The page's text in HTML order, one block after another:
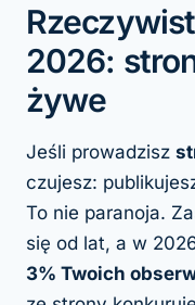
2026:
żywe
Jeśli prowadzisz
czujesz:
To nie paranoja.
się od lat, a w
3% Twoich